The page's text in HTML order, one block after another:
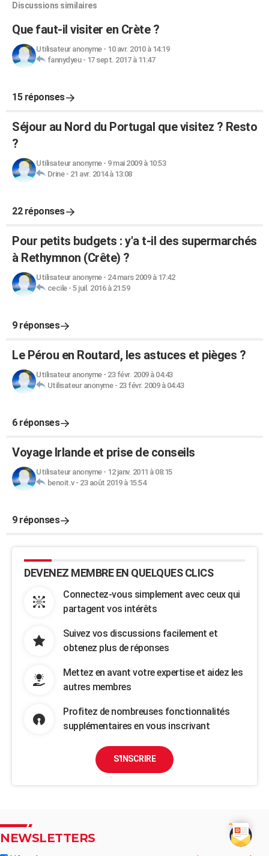
Discussions similaires
Que faut-il visiter en Crète ?
Utilisateur anonyme- 10 avr. 2010 à 14:19
fannydyeu- 17 sept. 2017 à 11:47
15 réponses
Séjour au Nord du Portugal que visitez ? Resto
?
Utilisateur anonyme- 9 mai 2009 à 10:53
Drine- 21 avr. 2014 à 13:08
22 réponses
Pour petits budgets : y'a t-il des supermarchés
à Rethymnon (Crête) ?
Utilisateur anonyme- 24 mars 2009 à 17:42
cecile- 5 juil. 2016 à 21:59
9 réponses
Le Pérou en Routard, les astuces et pièges ?
Utilisateur anonyme- 23 févr. 2009 à 04:43
Utilisateur anonyme- 23 févr. 2009 à 04:43
6 réponses
Voyage Irlande et prise de conseils
Utilisateur anonyme- 12 janv. 2011 à 08:15
benoit.v- 23 août 2019 à 15:54
9 réponses
DEVENEZ MEMBRE EN QUELQUES CLICS
Connectez-vous simplement avec ceux qui
partagent vos intérêts
Suivez vos discussions facilement et
obtenez plus de réponses
Mettez en avant votre expertise et aidez les
autres membres
Profitez de nombreuses fonctionnalités
supplémentaires en vous inscrivant
S'INSCRIRE
NEWSLETTERS